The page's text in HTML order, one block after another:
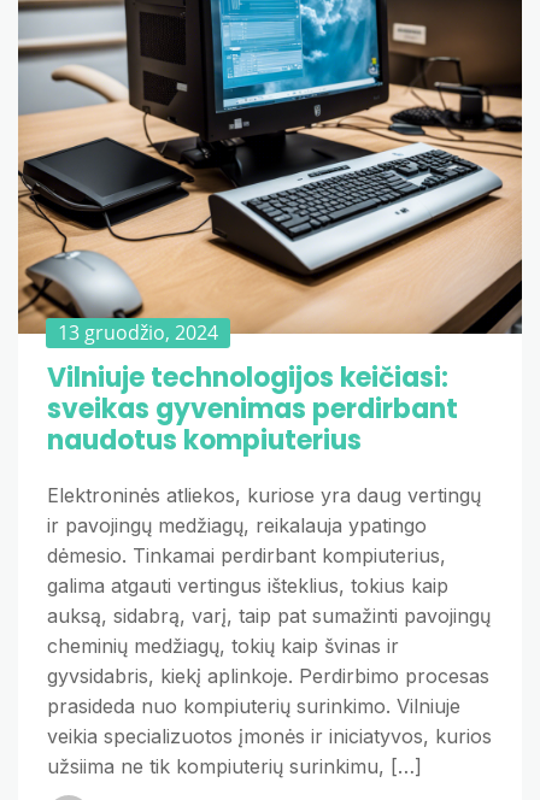
13 gruodžio, 2024
Vilniuje technologijos keičiasi:
sveikas gyvenimas perdirbant
naudotus kompiuterius
Elektroninės atliekos, kuriose yra daug vertingų
ir pavojingų medžiagų, reikalauja ypatingo
dėmesio. Tinkamai perdirbant kompiuterius,
galima atgauti vertingus išteklius, tokius kaip
auksą, sidabrą, varį, taip pat sumažinti pavojingų
cheminių medžiagų, tokių kaip švinas ir
gyvsidabris, kiekį aplinkoje. Perdirbimo procesas
prasideda nuo kompiuterių surinkimo. Vilniuje
veikia specializuotos įmonės ir iniciatyvos, kurios
užsiima ne tik kompiuterių surinkimu, […]